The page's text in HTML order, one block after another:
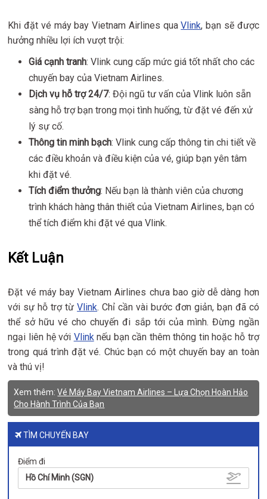
Khi đặt vé máy bay Vietnam Airlines quaVlink, bạn sẽ được
hưởng nhiều lợi ích vượt trội:
Giá cạnh tranh: Vlink cung cấp mức giá tốt nhất cho các
chuyến bay của Vietnam Airlines.
Dịch vụ hỗ trợ 24/7: Đội ngũ tư vấn của Vlink luôn sẵn
sàng hỗ trợ bạn trong mọi tình huống, từ đặt vé đến xử
lý sự cố.
Thông tin minh bạch: Vlink cung cấp thông tin chi tiết về
các điều khoản và điều kiện của vé, giúp bạn yên tâm
khi đặt vé.
Tích điểm thưởng: Nếu bạn là thành viên của chương
trình khách hàng thân thiết của Vietnam Airlines, bạn có
thể tích điểm khi đặt vé qua Vlink.
Kết Luận
Đặt vé máy bay Vietnam Airlines chưa bao giờ dễ dàng hơn
với sự hỗ trợ từVlink. Chỉ cần vài bước đơn giản, bạn đã có
thể sở hữu vé cho chuyến đi sắp tới của mình. Đừng ngần
ngại liên hệ với Vlinknếu bạn cần thêm thông tin hoặc hỗ trợ
trong quá trình đặt vé. Chúc bạn có một chuyến bay an toàn
và thú vị!
Xem thêm:Vé Máy Bay Vietnam Airlines – Lựa Chọn Hoàn Hảo
Cho Hành Trình Của Bạn
TÌM CHUYẾN BAY
Điểm đi
Hồ Chí Minh (SGN)